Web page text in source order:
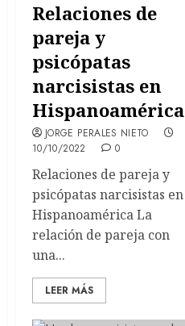
Relaciones de
pareja y
psicópatas
narcisistas en
Hispanoamérica
JORGE PERALES NIETO
10/10/2022
0
Relaciones de pareja y
psicópatas narcisistas en
Hispanoamérica La
relación de pareja con
una...
LEER MÁS